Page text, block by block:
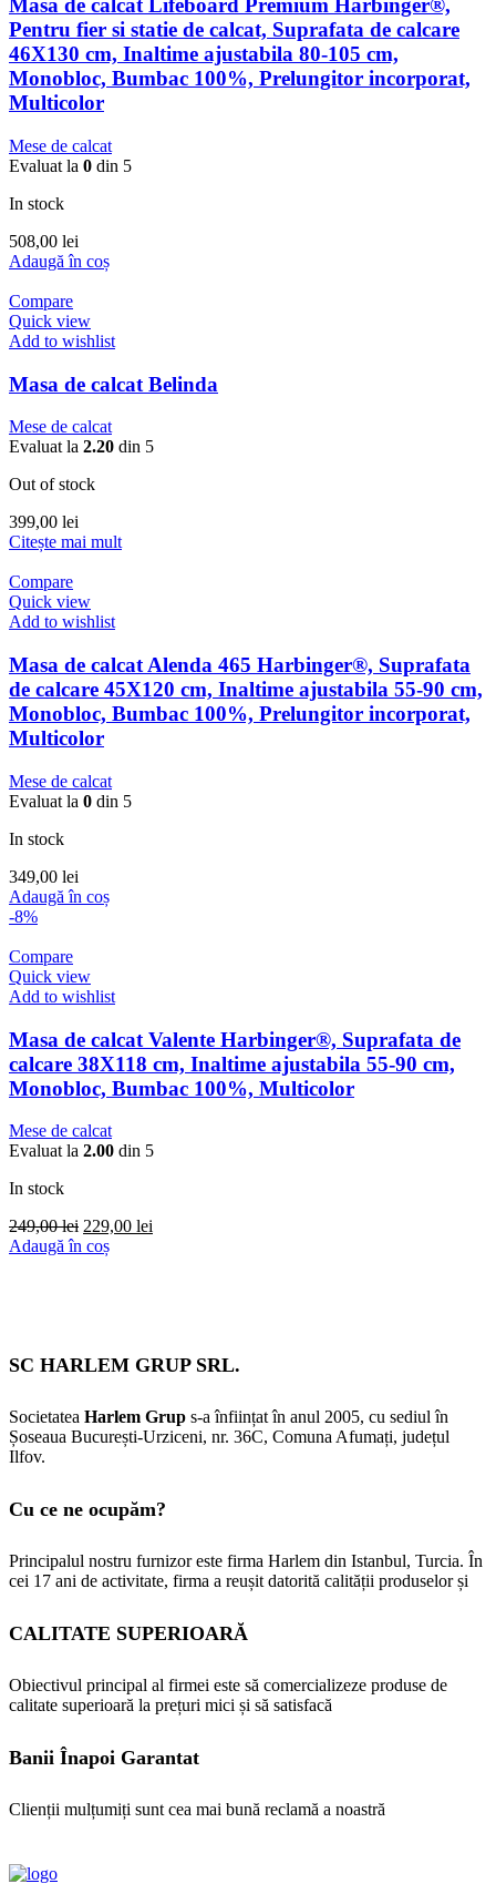
Masa de calcat Lifeboard Premium Harbinger®,
Pentru fier si statie de calcat, Suprafata de calcare
46X130 cm, Inaltime ajustabila 80-105 cm,
Monobloc, Bumbac 100%, Prelungitor incorporat,
Multicolor
Mese de calcat
Evaluat la 0 din 5
In stock
508,00 lei
Adaugă în coș
Compare
Quick view
Add to wishlist
Masa de calcat Belinda
Mese de calcat
Evaluat la 2.20 din 5
Out of stock
399,00 lei
Citește mai mult
Compare
Quick view
Add to wishlist
Masa de calcat Alenda 465 Harbinger®, Suprafata
de calcare 45X120 cm, Inaltime ajustabila 55-90 cm,
Monobloc, Bumbac 100%, Prelungitor incorporat,
Multicolor
Mese de calcat
Evaluat la 0 din 5
In stock
349,00 lei
Adaugă în coș
-8%
Compare
Quick view
Add to wishlist
Masa de calcat Valente Harbinger®, Suprafata de
calcare 38X118 cm, Inaltime ajustabila 55-90 cm,
Monobloc, Bumbac 100%, Multicolor
Mese de calcat
Evaluat la 2.00 din 5
In stock
249,00lei Prețul
inițial
229,00 lei
Adaugă în coș
SC HARLEM GRUP SRL.
Societatea Harlem Grup s-a înființat în anul 2005, cu sediul în
Șoseaua București-Urziceni, nr. 36C, Comuna Afumați, județul
Ilfov.
Cu ce ne ocupăm?
Principalul nostru furnizor este firma Harlem din Istanbul, Turcia. În
cei 17 ani de activitate, firma a reușit datorită calității produselor și
CALITATE SUPERIOARĂ
Obiectivul principal al firmei este să comercializeze produse de
calitate superioară la prețuri mici și să satisfacă
Banii Înapoi Garantat
Clienții mulțumiți sunt cea mai bună reclamă a noastră